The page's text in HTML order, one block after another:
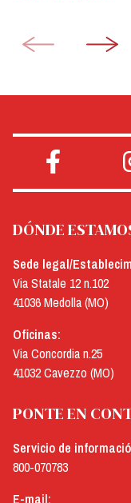
DÓNDE
Sede legal/
Via Statale 12 n.102
41036 Medolla (MO)
Oficinas:
Via Concordia n.25
41032 Cavezzo (MO)
PONTE EN
Servicio de
800-070783
E-mail: